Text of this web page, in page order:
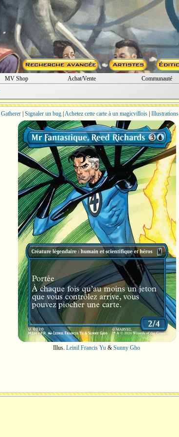
MV Shop Achat/Vente Communauté
| Signaler un bug| Achetez cette carte à un magicvillois| Illustrations
Illus. Leinil Francis Yu & Sunny Gho